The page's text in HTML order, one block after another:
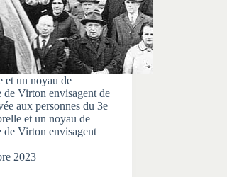
et un noyau de
de Virton envisagent de
aux personnes du 3e
et un noyau de
de Virton envisagent
2023